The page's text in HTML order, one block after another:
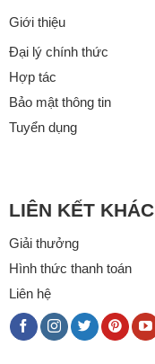
Giới thiệu
Đại lý chính thức
Hợp tác
Bảo mật thông tin
Tuyển dụng
LIÊN KẾT KHÁC
Giải thưởng
Hình thức thanh toán
Liên hệ